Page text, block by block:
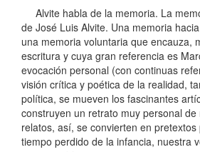
Alvite habla de la memoria. La
de José Luis Alvite. Una memoria
una memoria voluntaria que encauza,
escritura y cuya gran referencia es
evocación personal (con continuas
visión crítica y poética de la realidad,
política, se mueven los fascinantes
construyen un retrato muy personal
relatos, así, se convierten en
tiempo perdido de la infancia, nuestra